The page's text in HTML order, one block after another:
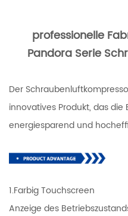
professionelle
Pandora Serie
Der
innovatives Produkt, das
energiesparend und
1.Farbig Touchscreen
Anzeige des